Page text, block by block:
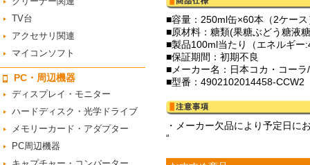
TV台
アクセサリ関連
マイコンソフト
PC・周辺機器
ディスプレイ・モニター
ハードディスク・光学ドライブ
メモリーカード・アダプター
PC周辺機器
■容量：250ml缶×60本（2ケース
■原材料：糖類(果糖ぶどう糖液
■製品100ml当たり（エネルギ
■保証期間：初期不良
■メーカー名：日本コカ・コー
■型番：4902102014458-CCW2
・メーカー欠品により予定日に
“